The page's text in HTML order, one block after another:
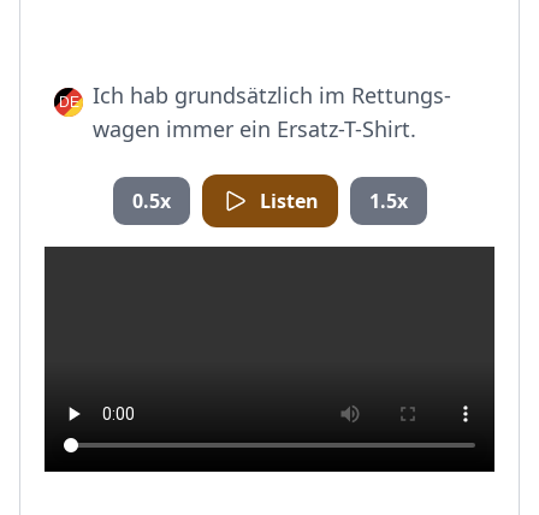
Ich hab grundsätzlich im Rettungs-
wagen immer ein Ersatz-T-Shirt.
0.5x Listen 1.5x